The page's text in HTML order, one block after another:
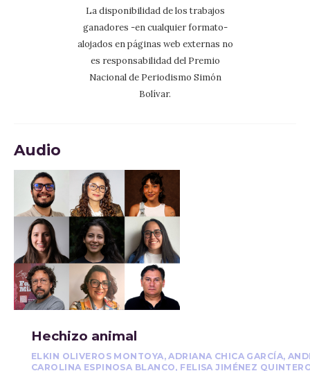
La disponibilidad de los trabajos
ganadores -en cualquier formato-
alojados en páginas web externas no
es responsabilidad del Premio
Nacional de Periodismo Simón
Bolívar.
Audio
Hechizo animal
ELKIN OLIVEROS MONTOYA, ADRIANA CHICA GARCÍA,
CAROLINA ESPINOSA BLANCO, FELISA JIMÉNEZ